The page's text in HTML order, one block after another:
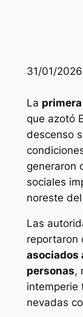
31/01/
La
que azotó
descenso
generaron
sociales
noreste
Las
reportaron
asociados
personas,
intemperie
nevadas